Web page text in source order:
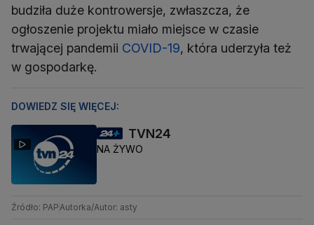
budziła duże kontrowersje, zwłaszcza, że
ogłoszenie projektu miało miejsce w czasie
trwającej pandemii COVID-19, która uderzyła też
w gospodarkę.
DOWIEDZ SIĘ WIĘCEJ:
TVN24
NA ŻYWO
Źródło: PAP Autorka/Autor: asty